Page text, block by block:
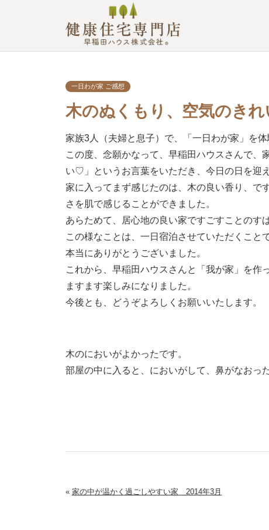
一日わが家 ご感想
木のぬくもり、空気のき
家族3人（夫婦と息子）で、「一日わが家」を体
この度、念願かなって、早稲田ハウスさんで、
い♡」というお言葉をいただき、今日の日を迎
家に入ってまず感じたのは、木の良い香り、で
さを肌で感じることができました。
あらためて、居心地の良い家ですごすことのす
この様なことは、一日宿泊させていただくこと
本当にありがとうございました。
これから、早稲田ハウスさんと「我が家」を作
ますます楽しみになりました。
今後とも、どうぞよろしくお願いいたします。
木のにおいがよかったです。
部屋の中に入ると、においがして、鼻がなおっ
«家の中が温かく過ごしやすい家 2014年3月